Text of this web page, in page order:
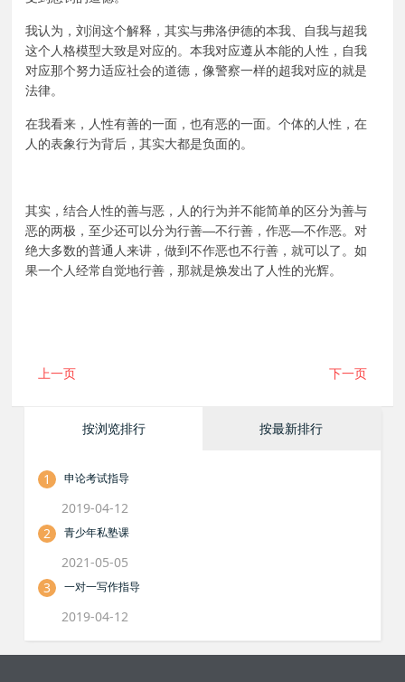
我认为，刘润这个解释，其实与弗洛伊德的本我、自我与超我
这个人格模型大致是对应的。本我对应遵从本能的人性，自我
对应那个努力适应社会的道德，像警察一样的超我对应的就是
法律。
在我看来，人性有善的一面，也有恶的一面。个体的人性，在
人的表象行为背后，其实大都是负面的。
其实，结合人性的善与恶，人的行为并不能简单的区分为善与
恶的两极，至少还可以分为行善—不行善，作恶—不作恶。对
绝大多数的普通人来讲，做到不作恶也不行善，就可以了。如
果一个人经常自觉地行善，那就是焕发出了人性的光辉。
上一页 下一页
按浏览排行 按最新排行
1 申论考试指导
2019-04-12
2
青少年私塾课
2021-05-05
3
一对一写作指导
2019-04-12